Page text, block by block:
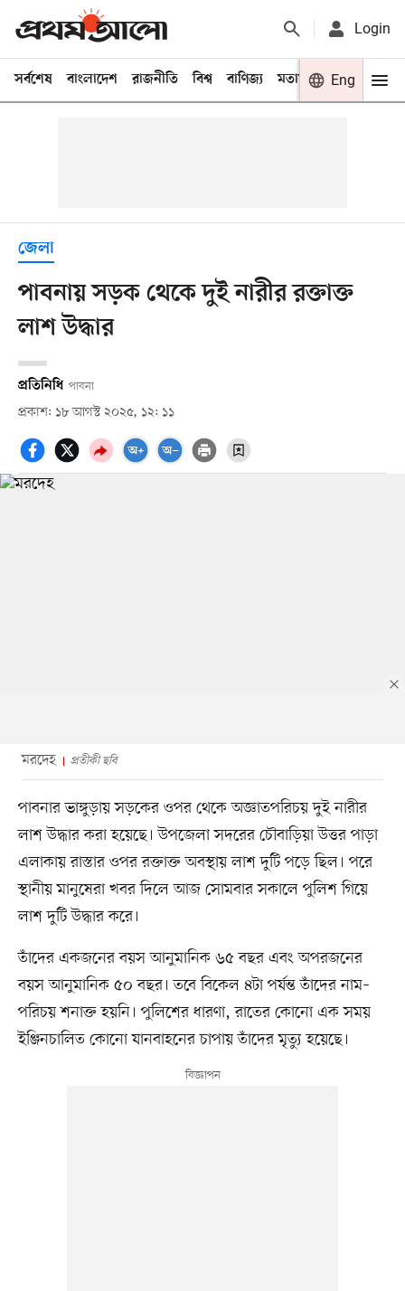
Login
সর্বশেষ বাংলাদেশ রাজনীতি বিশ্ব বাণিজ্য মতামত খেলা
Eng
জেলা
পাবনায় সড়ক থেকে দুই নারীর রক্তাক্ত
লাশ উদ্ধার
প্রতিনিধি পাবনা
প্রকাশ: ১৮ আগস্ট ২০২৫, ১২: ১১
মরদেহ প্রতীকী ছবি
পাবনার ভাঙ্গুড়ায় সড়কের ওপর থেকে অজ্ঞাতপরিচয় দুই নারীর
লাশ উদ্ধার করা হয়েছে। উপজেলা সদরের চৌবাড়িয়া উত্তর পাড়া
এলাকায় রাস্তার ওপর রক্তাক্ত অবস্থায় লাশ দুটি পড়ে ছিল। পরে
স্থানীয় মানুষেরা খবর দিলে আজ সোমবার সকালে পুলিশ গিয়ে
লাশ দুটি উদ্ধার করে।
তাঁদের একজনের বয়স আনুমানিক ৬৫ বছর এবং অপরজনের
বয়স আনুমানিক ৫০ বছর। তবে বিকেল ৪টা পর্যন্ত তাঁদের নাম–
পরিচয় শনাক্ত হয়নি। পুলিশের ধারণা, রাতের কোনো এক সময়
ইঞ্জিনচালিত কোনো যানবাহনের চাপায় তাঁদের মৃত্যু হয়েছে।